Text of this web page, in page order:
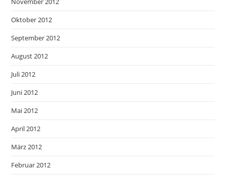
Oktober 2012
September 2012
August 2012
Juli 2012
Juni 2012
Mai 2012
April 2012
März 2012
Februar 2012